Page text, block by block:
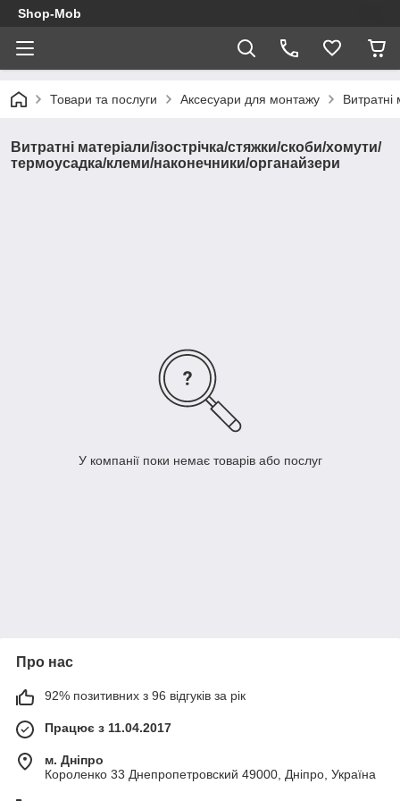
Shop-Mob
Товари та послуги Аксесуари для монтажу Витратні
Витратні матеріали/ізострічка/стяжки/скоби/хомути/
термоусадка/клеми/наконечники/органайзери
У компанії поки немає товарів або послуг
Про нас
92% позитивних з 96 відгуків за рік
Працює з 11.04.2017
м. Дніпро
Короленко 33 Днепропетровский 49000, Дніпро, Україна